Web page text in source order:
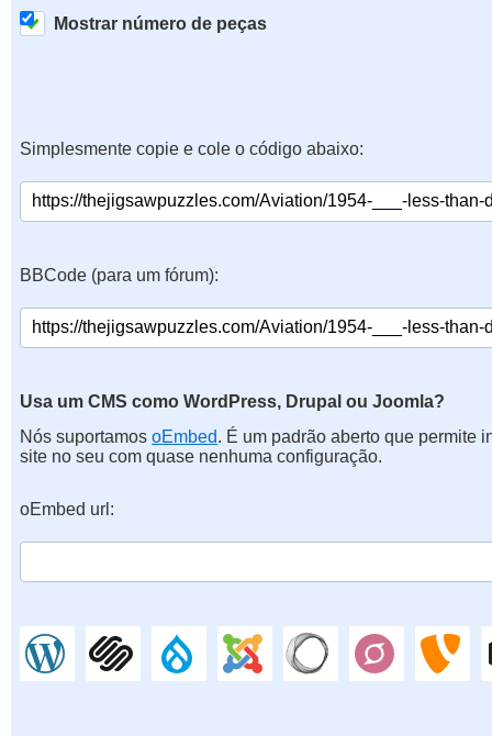
Mostrar número de peças
Simplesmente copie e cole o código abaixo:
BBCode (para um fórum):
Usa um CMS como WordPress, Drupal ou Joomla?
Nós suportamos oEmbed. É um padrão aberto que permite
site no seu com quase nenhuma configuração.
oEmbed url: